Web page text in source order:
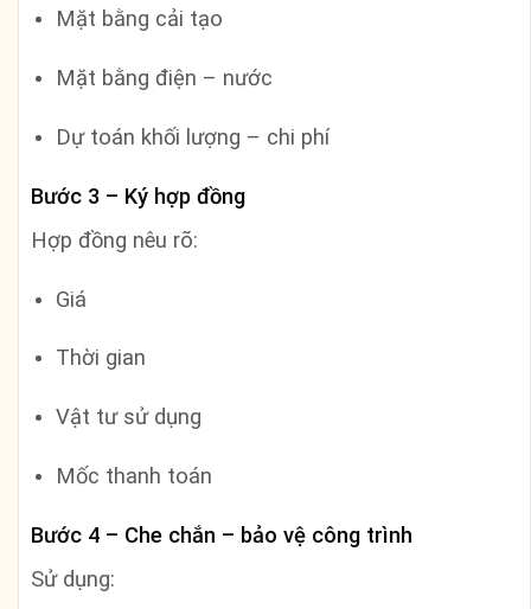
Mặt bằng cải tạo
Mặt bằng điện – nước
Dự toán khối lượng – chi phí
Bước 3 – Ký hợp đồng
Hợp đồng nêu rõ:
Giá
Thời gian
Vật tư sử dụng
Mốc thanh toán
Bước 4 – Che chắn – bảo vệ công trình
Sử dụng: